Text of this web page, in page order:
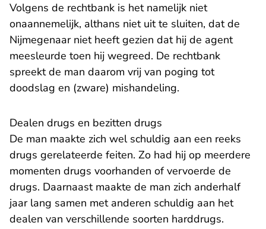
Volgens de rechtbank is het namelijk niet
onaannemelijk, althans niet uit te sluiten, dat de
Nijmegenaar niet heeft gezien dat hij de agent
meesleurde toen hij wegreed. De rechtbank
spreekt de man daarom vrij van poging tot
doodslag en (zware) mishandeling.
Dealen drugs en bezitten drugs
De man maakte zich wel schuldig aan een reeks
drugs gerelateerde feiten. Zo had hij op meerdere
momenten drugs voorhanden of vervoerde de
drugs. Daarnaast maakte de man zich anderhalf
jaar lang samen met anderen schuldig aan het
dealen van verschillende soorten harddrugs.